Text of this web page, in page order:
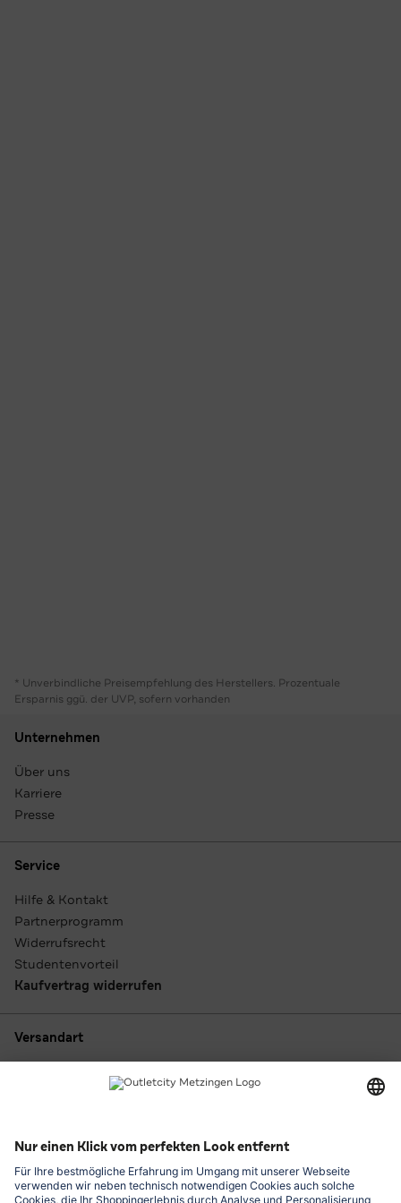
* Unverbindliche Preisempfehlung des Herstellers. Prozentuale
Ersparnis ggü. der UVP, sofern vorhanden
Unternehmen
Über uns
Karriere
Presse
Service
Hilfe & Kontakt
Partnerprogramm
Widerrufsrecht
Studentenvorteil
Kaufvertrag widerrufen
Versandart